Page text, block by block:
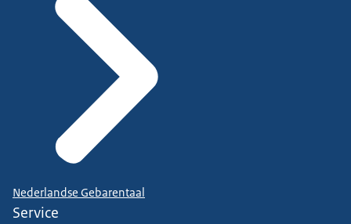
Nederlandse Gebarentaal
Service